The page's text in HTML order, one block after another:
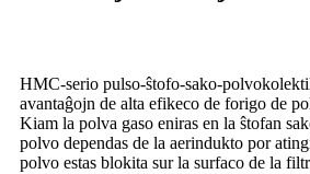
HMC-serio pulso-ŝtofo-sako-
avantaĝojn de alta efikeco de forigo de
Kiam la polva gaso eniras en la ŝtofan
polvo dependas de la aerindukto por
polvo estas blokita sur la surfaco de la